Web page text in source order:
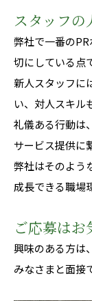
スタッフの
弊社で一番の
切にしている点
新人スタッフに
い、対人スキル
礼儀ある行動は
サービス提供に
弊社はそのよう
成長できる職場
ご応募はお
興味のある方は
みなさまと面接